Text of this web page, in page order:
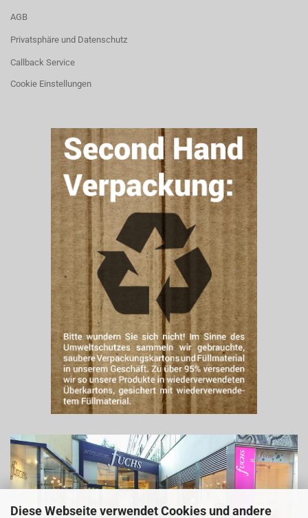
Diese Webseite verwendet Cookies und andere
AGB
Privatsphäre und Datenschutz
Callback Service
Cookie Einstellungen